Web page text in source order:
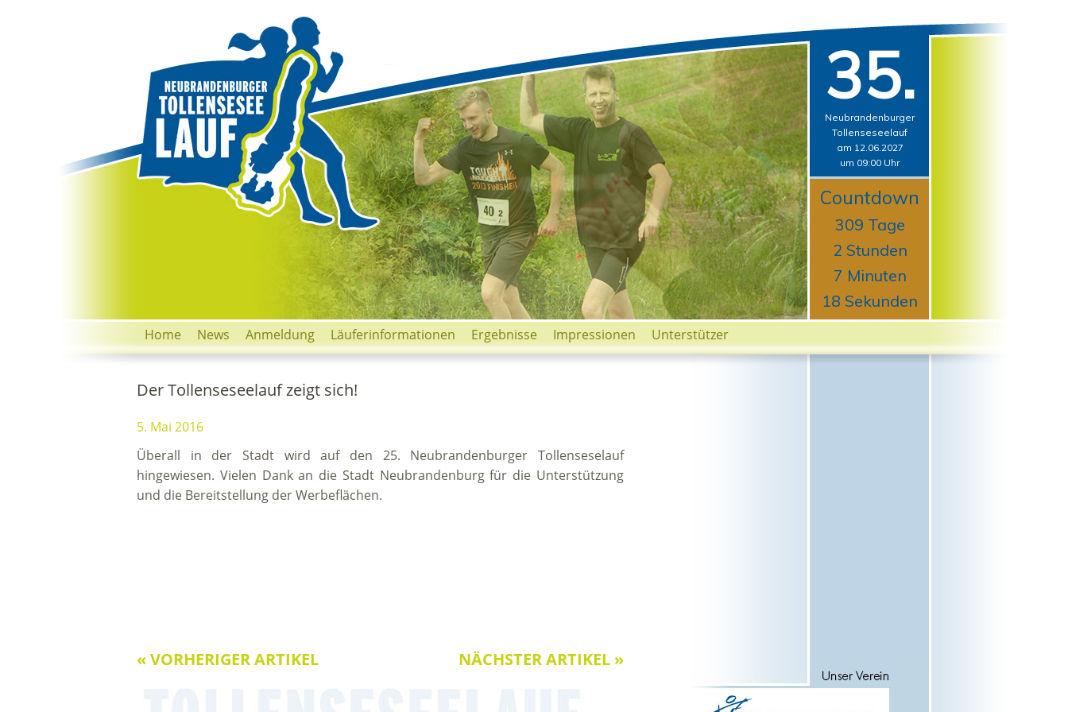
35.
Neubrandenburger
Tollenseseelauf
am 12.06.2027
um 09:00 Uhr
Countdown
309 Tage
2 Stunden
7 Minuten
17 Sekunden
Home News Anmeldung Läuferinformationen Ergebnisse Impressionen Unterstützer
Der Tollenseseelauf zeigt sich!
5. Mai 2016
Überall in der Stadt wird auf den 25. Neubrandenburger Tollenseselauf
hingewiesen. Vielen Dank an die Stadt Neubrandenburg für die Unterstützung
und die Bereitstellung der Werbeflächen.
NÄCHSTER ARTIKEL »
« VORHERIGER ARTIKEL